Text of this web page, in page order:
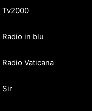
Tv2000
Radio in blu
Radio Vaticana
Sir